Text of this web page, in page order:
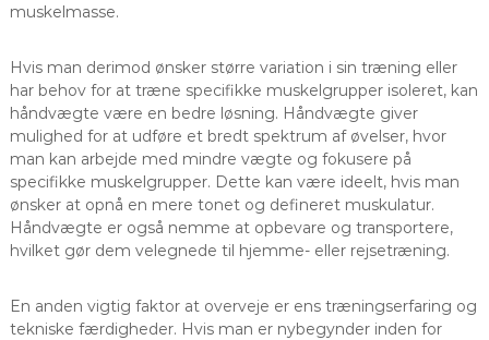
muskelmasse.
Hvis man derimod ønsker større variation i sin træning eller
har behov for at træne specifikke muskelgrupper isoleret, kan
håndvægte være en bedre løsning. Håndvægte giver
mulighed for at udføre et bredt spektrum af øvelser, hvor
man kan arbejde med mindre vægte og fokusere på
specifikke muskelgrupper. Dette kan være ideelt, hvis man
ønsker at opnå en mere tonet og defineret muskulatur.
Håndvægte er også nemme at opbevare og transportere,
hvilket gør dem velegnede til hjemme- eller rejsetræning.
En anden vigtig faktor at overveje er ens træningserfaring og
tekniske færdigheder. Hvis man er nybegynder inden for